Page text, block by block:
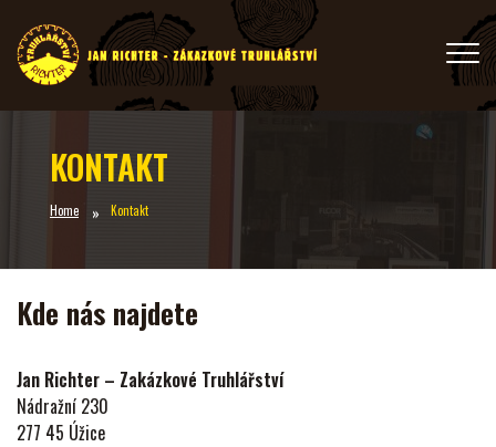
KONTAKT
Home Kontakt
Kde nás najdete
Jan Richter – Zakázkové Truhlářství
Nádražní 230
277 45 Úžice